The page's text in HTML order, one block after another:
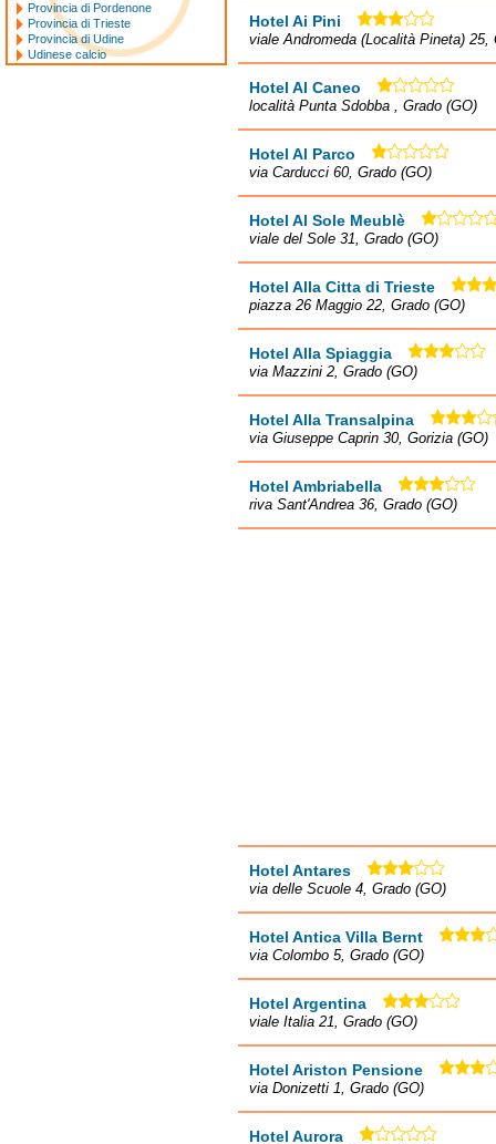
Hotel Ai Pini
viale Andromeda (Località Pineta) 25,
Hotel Al Caneo
località Punta Sdobba , Grado (GO)
Hotel Al Parco
via Carducci 60, Grado (GO)
Hotel Al Sole Meublè
viale del Sole 31, Grado (GO)
Hotel Alla Citta di Trieste
piazza 26 Maggio 22, Grado (GO)
Hotel Alla Spiaggia
via Mazzini 2, Grado (GO)
Hotel Alla Transalpina
via Giuseppe Caprin 30, Gorizia (GO)
Hotel Ambriabella
riva Sant'Andrea 36, Grado (GO)
Hotel Antares
via delle Scuole 4, Grado (GO)
Hotel Antica Villa Bernt
via Colombo 5, Grado (GO)
Hotel Argentina
viale Italia 21, Grado (GO)
Hotel Ariston Pensione
via Donizetti 1, Grado (GO)
Hotel Aurora
Provincia di Pordenone
Provincia di Trieste
Provincia di Udine
Udinese calcio